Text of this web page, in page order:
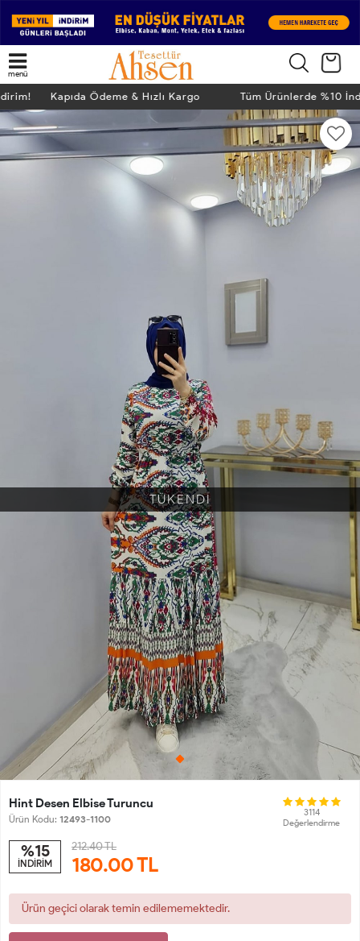
menü
Kapıda Ödeme & Hızlı Kargo Tüm Ürünlerde %10
TÜKENDİ
Hint Desen Elbise Turuncu
Ürün Kodu: 12493-1100
3114
Değerlendirme
%15
İNDİRİM
212.40 TL
180.00TL
Ürün geçici olarak temin edilememektedir.